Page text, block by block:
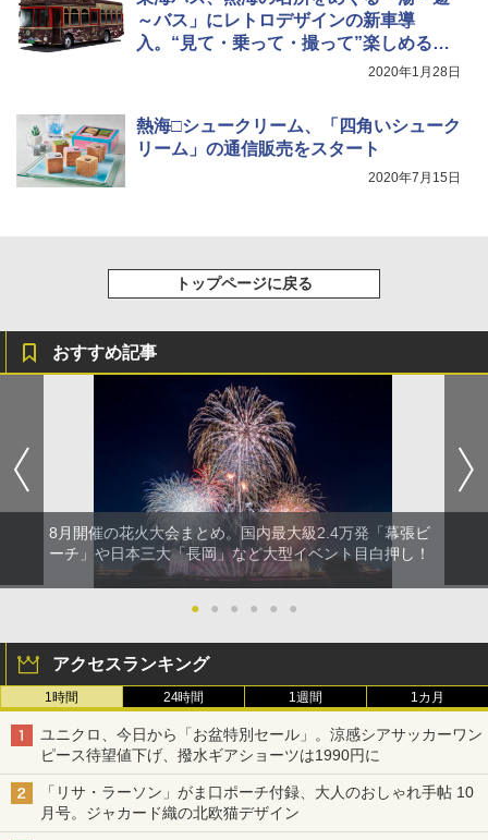
￥-
防災用品 長期保存可能 緊急時用 日本国内発
送
～バス」にレトロデザインの新車導
入。“見て・乗って・撮って”楽しめる車
2020年1月28日
熱海□シュークリーム、「四角いシューク
リーム」の通信販売をスタート
2020年7月15日
トップページに戻る
おすすめ記事
8月開催の花火大会まとめ。国内最大級2.4万発「幕張ビ
ーチ」や日本三大「長岡」など大型イベント目白押し！
● ● ● ● ● ●
アクセスランキング
1時間 24時間 1週間 1カ月
ユニクロ、今日から「お盆特別セール」。涼感シアサッカーワン
ピース待望値下げ、撥水ギアショーツは1990円に
「リサ・ラーソン」がま口ポーチ付録、大人のおしゃれ手帖 10
月号。ジャカード織の北欧猫デザイン